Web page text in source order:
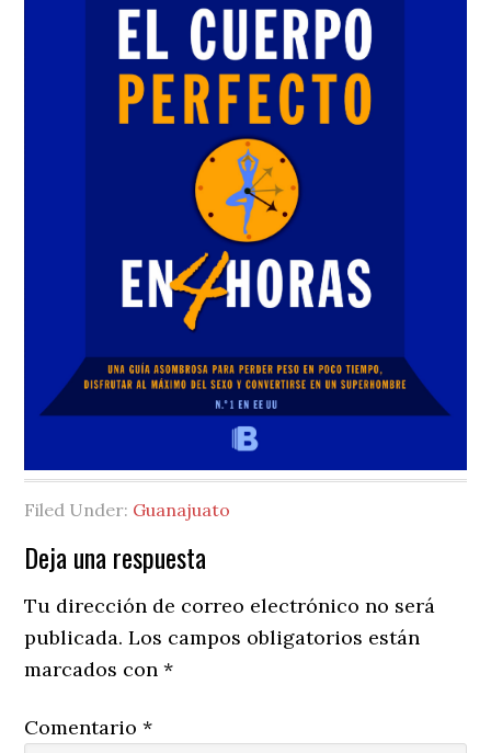
Filed Under: Guanajuato
Reader
Interactions
Deja una respuesta
Tu dirección de correo electrónico no será
publicada. Los campos obligatorios están
marcados con*
Comentario*